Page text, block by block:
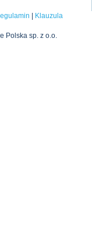
Klauzula
Polska sp. z o.o.